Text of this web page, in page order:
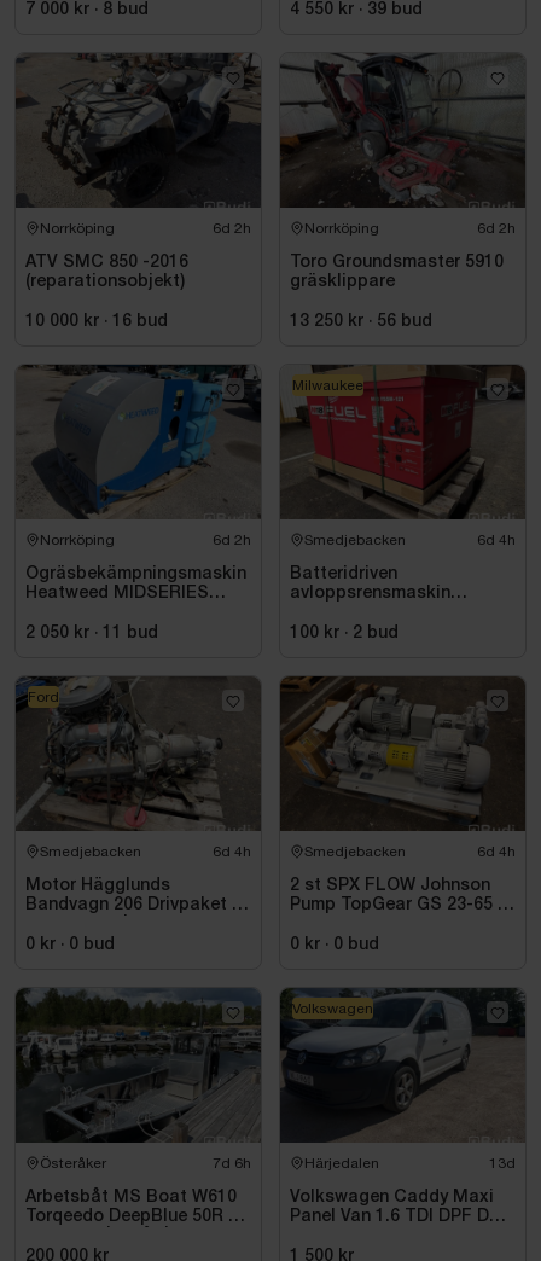
7 000 kr · 8 bud 4 550 kr · 39 bud
Norrköping 6d 2h
ATV SMC 850 -2016
(reparationsobjekt)
10 000 kr · 16 bud
Norrköping 6d 2h
Toro Groundsmaster 5910
gräsklippare
13 250 kr · 56 bud
Norrköping 6d 2h
Ogräsbekämpningsmaskin
Heatweed MIDSERIES
2 050 kr · 11 bud
Smedjebacken 6d 4h
Batteridriven
avloppsrensmaskin
FSSM-121 | Oanvänd
100 kr · 2 bud
Milwaukee
Smedjebacken 6d 4h
Motor Hägglunds
Bandvagn 206 Drivpaket |
Automat | 259,9 mil
0 kr · 0 bud
Ford
Smedjebacken 6d 4h
2 st SPX FLOW Johnson
Pump TopGear GS 23-65 |
0 kr · 0 bud
Österåker 7d 6h
Arbetsbåt MS Boat W610
Torqeedo DeepBlue 50R 50
meter
200 000 kr
Härjedalen 13d
Volkswagen Caddy Maxi
Panel Van 1.6 TDI DPF DSG
1 500 kr
Volkswagen